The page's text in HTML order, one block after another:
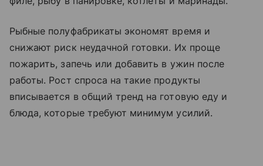
Рыбные полуфабрикаты экономят время и
снижают риск неудачной готовки. Их проще
пожарить, запечь или добавить в ужин после
работы. Рост спроса на такие продукты
вписывается в общий тренд на готовую еду и
блюда, которые требуют минимум усилий.